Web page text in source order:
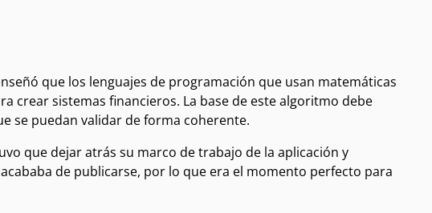
que los lenguajes de programación que usan matemáticas
crear sistemas financieros. La base de este algoritmo debe
se puedan validar de forma coherente.
que dejar atrás su marco de trabajo de la aplicación y
de publicarse, por lo que era el momento perfecto para